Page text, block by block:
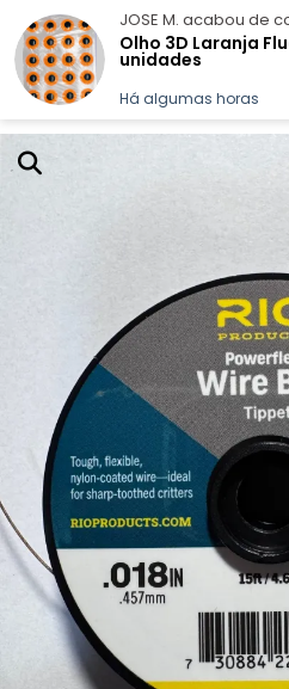
marcelozurml@gmail.com
JOSE M. acabou de
Olho 3D Laranja
unidades
Há algumas horas